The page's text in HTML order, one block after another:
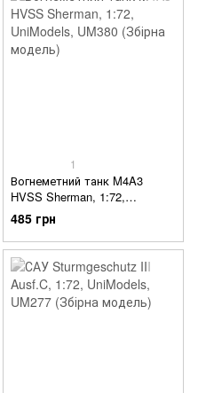
1
Вогнеметний танк M4A3
HVSS Sherman, 1:72,
UniModels, UM380 (Збірна
модель)
485 грн